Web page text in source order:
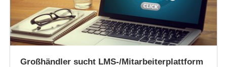
Großhändler sucht LMS-/Mitarbeiterplattform